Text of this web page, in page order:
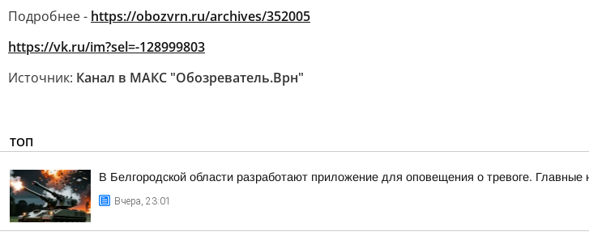
Подробнее - https://obozvrn.ru/archives/352005
https://vk.ru/im?sel=-128999803
Источник: Канал в МАКС "Обозреватель.Врн"
ТОП
В Белгородской области разработают приложение для оповещения о тревоге. Главные
Вчера, 23:01